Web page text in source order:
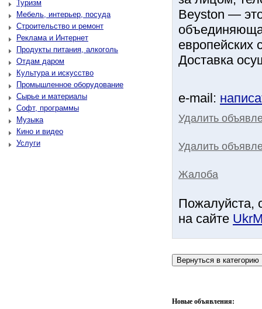
Туризм
Мебель, интерьер, посуда
Строительство и ремонт
Реклама и Интернет
Продукты питания, алкоголь
Отдам даром
Культура и искусство
Промышленное оборудование
Сырье и материалы
Софт, программы
Музыка
Кино и видео
Услуги
Beyston —
европейских
Доставка
e-mail:
Удалить
Удалить
Жалоба
Пожалуйста,
на сайте
Новые объявления: